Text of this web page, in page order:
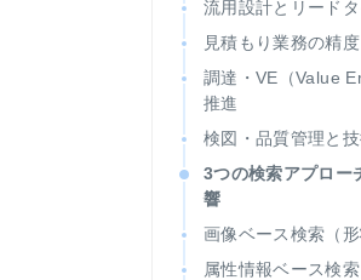
流用設計とリード
見積もり業務の精
調達・VE（Value
推進
検図・品質管理と
3つの検索アプロー
響
画像ベース検索（形
属性情報ベース検